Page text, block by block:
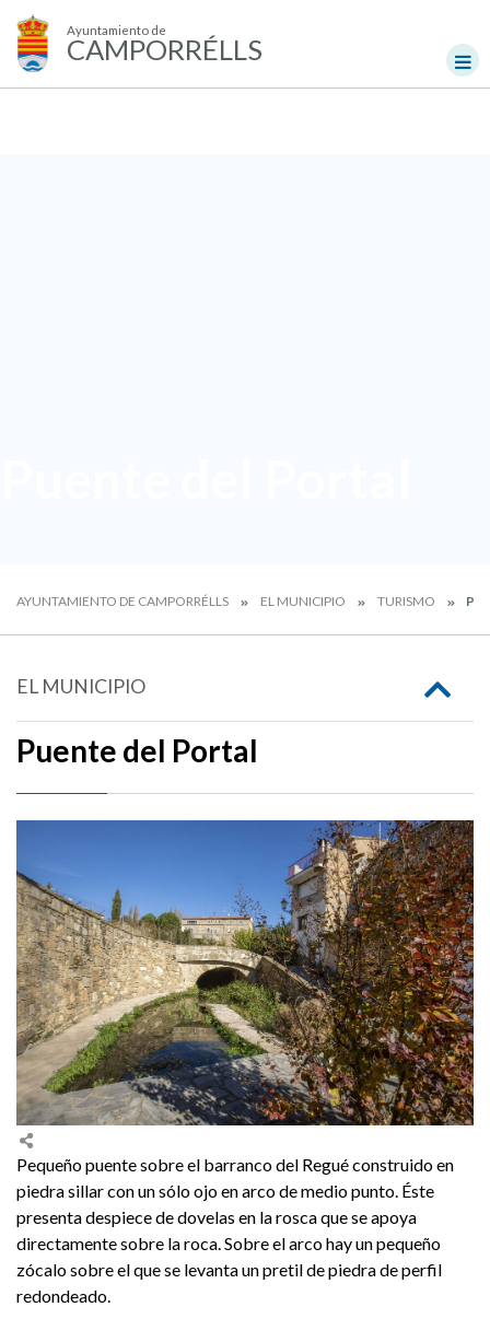
Ayuntamiento de
CAMPORRÉLLS
AYUNTAMIENTO DE CAMPORRÉLLS EL MUNICIPIO TURISMO
EL MUNICIPIO
Puente del Portal
Pequeño puente sobre el barranco del Regué construido en
piedra sillar con un sólo ojo en arco de medio punto. Éste
presenta despiece de dovelas en la rosca que se apoya
directamente sobre la roca. Sobre el arco hay un pequeño
zócalo sobre el que se levanta un pretil de piedra de perfil
redondeado.